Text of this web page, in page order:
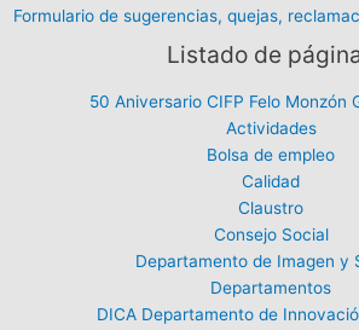
Formulario de sugerencias, quejas,
Listado de
50 Aniversario CIFP Felo Monzón
Actividades
Bolsa de empleo
Calidad
Claustro
Consejo Social
Departamento de Imagen y
Departamentos
DICA Departamento de